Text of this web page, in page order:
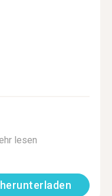
lesen